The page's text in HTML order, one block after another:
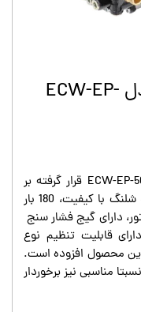
کارواش دینامی یورو پاور مدل ECW-EP-
کارواش دینامی صنعتی یورو پاور مدل ECW-EP-5050 قرار گرفته بر
روی یک شاسی فلزی مستحکم، همراه گان و شلنگ با کیفیت، 180 بار
الکتروموتور، دارای گیج فشار سنج
قابلیت تنظیم نوع
محصول افزوده است.
مناسبی نیز برخوردار